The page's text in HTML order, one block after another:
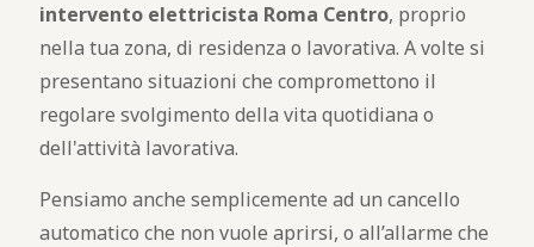
intervento elettricista Roma Centro, proprio
nella tua zona, di residenza o lavorativa. A volte si
presentano situazioni che compromettono il
regolare svolgimento della vita quotidiana o
dell'attività lavorativa.
Pensiamo anche semplicemente ad un cancello
automatico che non vuole aprirsi, o all’allarme che